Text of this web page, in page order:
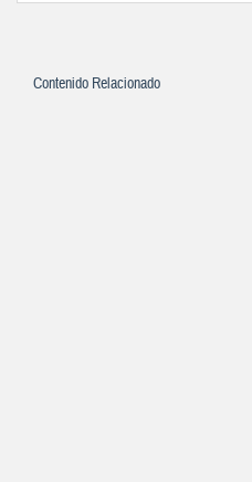
Contenido Relacionado